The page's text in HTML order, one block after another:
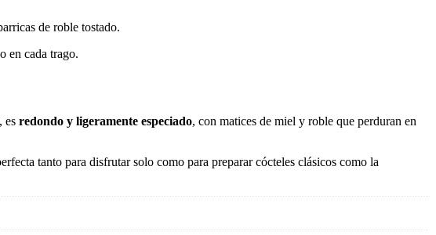
de roble tostado.
en cada trago.
es redondo y ligeramente especiado, con matices de miel y roble que perduran en
tanto para disfrutar solo como para preparar cócteles clásicos como la